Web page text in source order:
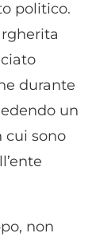
politico.
durante
un
cui sono
non